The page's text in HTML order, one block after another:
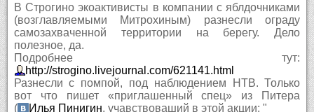
В Строгино экоактивисты в компании с яблдочниками
(возглавляемыми Митрохиным) разнесли ограду
самозахваченной территории на берегу. Дело
полезное, да.
Подробнее тут:
http://strogino.livejournal.com/621141.html
Разнесли с помпой, под наблюдением НТВ. Только
вот что пишет «приглашенный спец» из Питера
(
Илья Пинигин, учавствоваший в этой акции: "